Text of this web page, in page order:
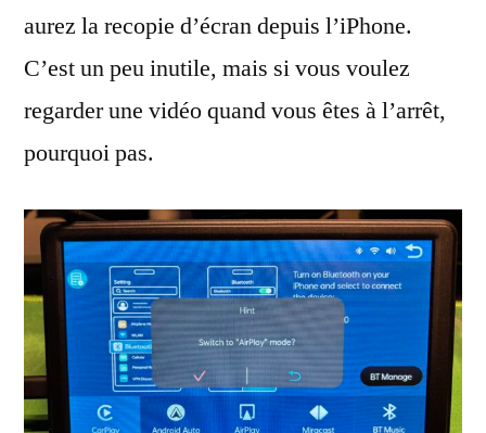
aurez la recopie d’écran depuis l’iPhone.
C’est un peu inutile, mais si vous voulez
regarder une vidéo quand vous êtes à l’arrêt,
pourquoi pas.